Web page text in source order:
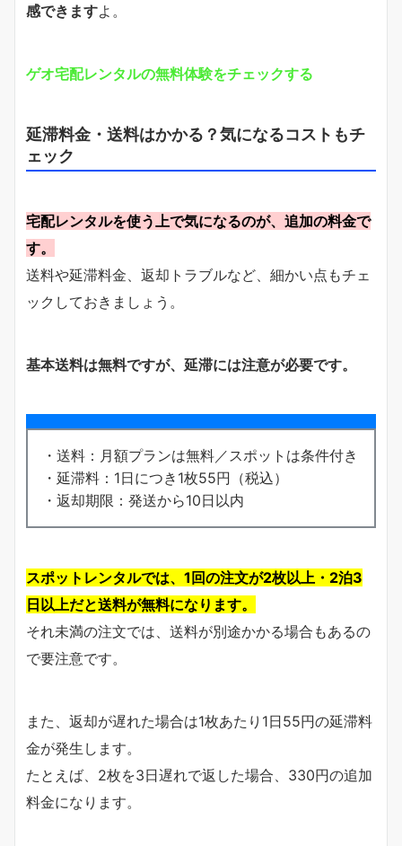
感できますよ。
ゲオ宅配レンタルの無料体験をチェックする
延滞料金・送料はかかる？気になるコストもチ
ェック
宅配レンタルを使う上で気になるのが、追加の料金で
す。
送料や延滞料金、返却トラブルなど、細かい点もチェ
ックしておきましょう。
基本送料は無料ですが、延滞には注意が必要です。
・送料：月額プランは無料／スポットは条件付き
・延滞料：1日につき1枚55円（税込）
・返却期限：発送から10日以内
スポットレンタルでは、1回の注文が2枚以上・2泊3
日以上だと送料が無料になります。
それ未満の注文では、送料が別途かかる場合もあるの
で要注意です。
また、返却が遅れた場合は1枚あたり1日55円の延滞料
金が発生します。
たとえば、2枚を3日遅れで返した場合、330円の追加
料金になります。